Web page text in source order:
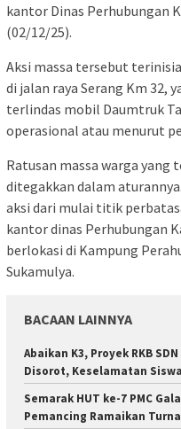
kantor Dinas Perhubungan
(02/12/25).
Aksi massa tersebut
di jalan raya Serang Km 32,
terlindas mobil Daumtruk
operasional atau menurut
Ratusan massa warga
ditegakkan dalam
aksi dari mulai titik
kantor dinas Perhubungan
berlokasi di Kampung
Sukamulya.
BACAAN LAINNYA
Abaikan K3, Proyek RKB
Disorot, Keselamatan
Semarak HUT ke-7 PMC
Pemancing Ramaikan